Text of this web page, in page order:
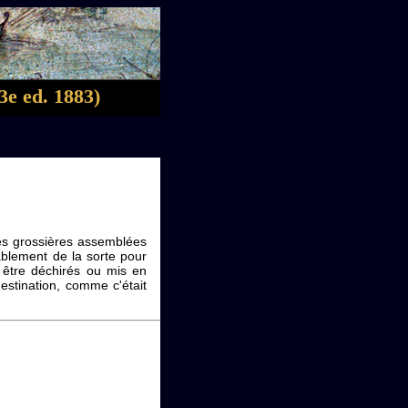
ed. 1883)
grossières assemblées
de la sorte pour
déchirés ou mis en
comme c'était